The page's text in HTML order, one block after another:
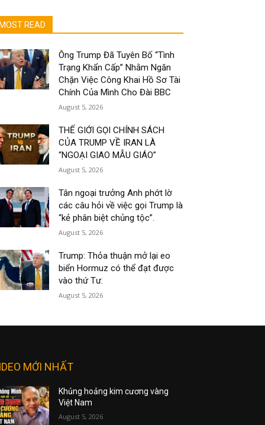
MOST READ
Ông Trump Đã Tuyên Bố “Tình
Trạng Khẩn Cấp” Nhằm Ngăn
Chặn Việc Công Khai Hồ Sơ Tài
Chính Của Mình Cho Đài BBC
August 5, 2026
THẾ GIỚI GỌI CHÍNH SÁCH
CỦA TRUMP VỀ IRAN LÀ
“NGOẠI GIAO MẪU GIÁO”
August 5, 2026
Tân ngoại trưởng Anh phớt lờ
các câu hỏi về việc gọi Trump là
“kẻ phân biệt chủng tộc”.
August 5, 2026
Trump: Thỏa thuận mở lại eo
biển Hormuz có thể đạt được
vào thứ Tư.
August 5, 2026
MỚI NHẤT
Khủng hoảng kim cương vàng
Việt Nam
August 5, 2026